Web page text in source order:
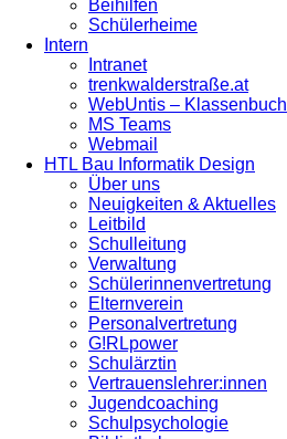
Beihilfen
Schülerheime
Intern
Intranet
trenkwalderstraße.at
WebUntis – Klassenbuch
MS Teams
Webmail
HTL Bau Informatik Design
Über uns
Neuigkeiten & Aktuelles
Leitbild
Schulleitung
Verwaltung
Schülerinnenvertretung
Elternverein
Personalvertretung
G!RLpower
Schulärztin
Vertrauenslehrer:innen
Jugendcoaching
Schulpsychologie